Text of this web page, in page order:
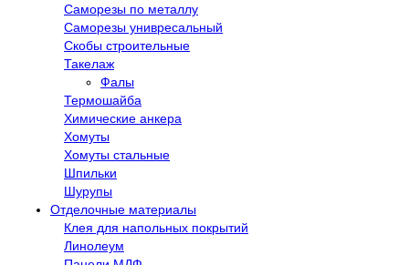
Саморезы по металлу
Саморезы унивресальный
Скобы строительные
Такелаж
Фалы
Термошайба
Химические анкера
Хомуты
Хомуты стальные
Шпильки
Шурупы
Отделочные материалы
Клея для напольных покрытий
Линолеум